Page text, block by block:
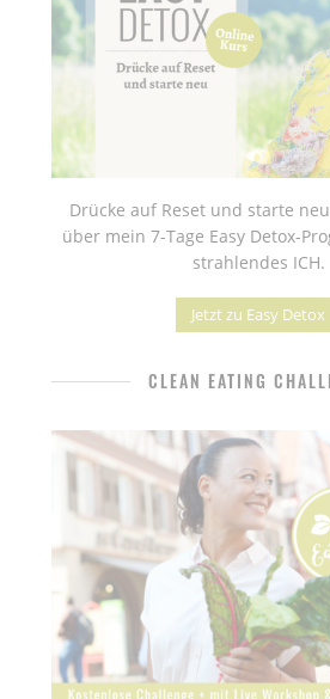
Drücke auf Reset und starte
über mein 7-Tage Easy Detox-
strahlendes ICH.
Jetzt zu Easy Detox
CLEAN EATING